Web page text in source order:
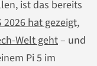
ist das bereits
2026 hat gezeigt,
Welt geht– und
Pi 5 im